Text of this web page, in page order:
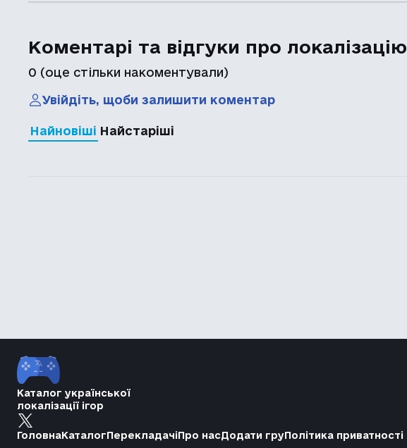
Коментарі та відгуки про локалізацію
0 (оце стільки накоментували)
Увійдіть, щоби залишити коментар
Найновіші Найстаріші
Каталог української
локалізації ігор
ГоловнаКаталогПерекладачіПро насДодати груПолітика приватності